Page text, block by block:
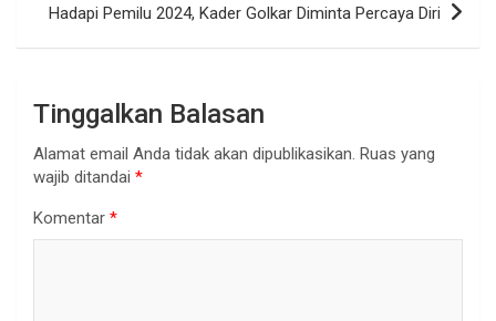
Hadapi Pemilu 2024, Kader Golkar Diminta Percaya Diri
Tinggalkan Balasan
Alamat email Anda tidak akan dipublikasikan. Ruas yang
wajib ditandai *
Komentar *